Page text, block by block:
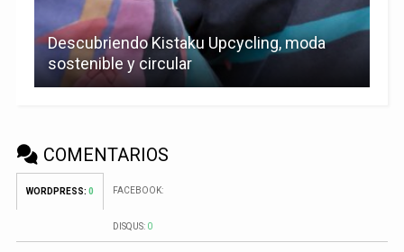
Descubriendo Kistaku Upcycling, moda
sostenible y circular
COMENTARIOS
WORDPRESS: 0 FACEBOOK:
DISQUS: 0